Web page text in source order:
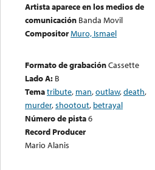
Artista aparece en los medios de
comunicación Banda Movil
CompositorMuro, Ismael
Formato de grabaciónCassette
Lado A: B
Tematribute, man,outlaw,death,
murder,shootout, betrayal
Número de pista6
Record Producer
Mario Alanis